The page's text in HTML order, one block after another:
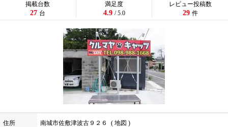
住所 南城市佐敷津波古９２６ 地図
掲載台数
27 台
満足度
4.9 / 5.0
レビュー投稿数
29 件